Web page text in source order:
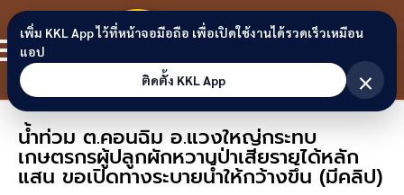
Skip to content
ขอนแก่น
ลิงก์
น้ำท่วม ต.คอนฉิม อ.แวงใหญ่กระทบ
เกษตรกรผู้ปลูกผักหวานป่าเสียรายได้หลัก
แสน ขอเปิดทางระบายน้ำให้กว้างขึ้น (มีคลิป)
เพิ่ม KKL App ไว้ที่หน้าจอมือถือ เพื่อเปิดใช้งานได้รวดเร็วเหมือน
แอป
ติดตั้ง KKL App
×